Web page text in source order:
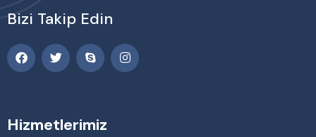
Bizi Takip Edin
Hizmetlerimiz